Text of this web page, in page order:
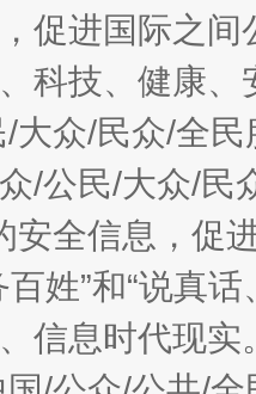
促进国际之
科技、健康
大众/民众/全
/公民/大众/民
安全信息，促
姓”和“说真
信息时代现实